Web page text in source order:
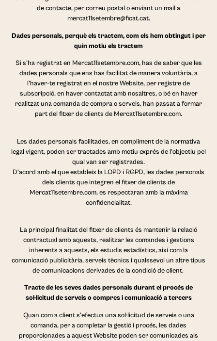
de contacte, per correu postal o enviant un mail a
mercat11setembre@ficat.cat.
Dades personals, perquè els tractem, com els hem obtingut i per
quin motiu els tractem
Si s’ha registrat en Mercat11setembre.com, has de saber que les
dades personals que ens has facilitat de manera voluntària, a
l’haver-te registrat en el nostre Website, per registre de
subscripció, en haver contactat amb nosaltres, o bé en haver
realitzat una comanda de compra o serveis, han passat a formar
part del fitxer de clients de Mercat11setembre.com.
Les dades personals facilitades, en compliment de la normativa
legal vigent, poden ser tractades amb motiu exprés de l’objectiu pel
qual van ser registrades.
D’acord amb el que estableix la LOPD i RGPD, les dades personals
dels clients que integren el fitxer de clients de
Mercat11setembre.com, es respectaran amb la màxima
confidencialitat.
La principal finalitat del fitxer de clients és mantenir la relació
contractual amb aquests, realitzar les comandes i gestions
inherents a aquests, els estudis estadístics, així com la
comunicació publicitària, serveis tècnics i qualssevol un altre tipus
de comunicacions derivades de la condició de client.
Tracte de les seves dades personals durant el procés de
sol·licitud de serveis o compres i comunicació a tercers
Quan com a client s’efectua una sol·licitud de serveis o una
comanda, per a completar la gestió i procés, les dades
proporcionades a aquest Website poden ser comunicades als